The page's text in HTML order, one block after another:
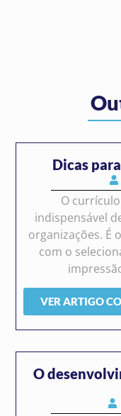
Dicas
O
indispensável
organizações. É
com o
VER ARTIGO
O